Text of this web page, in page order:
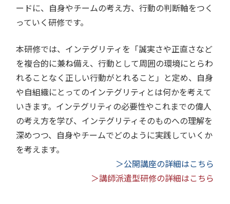
ードに、自身やチームの考え方、行動の判断軸をつく
っていく研修です。
本研修では、インテグリティを「誠実さや正直さなど
を複合的に兼ね備え、行動として周囲の環境にとらわ
れることなく正しい行動がとれること」と定め、自身
や自組織にとってのインテグリティとは何かを考えて
いきます。インテグリティの必要性やこれまでの偉人
の考え方を学び、インテグリティそのものへの理解を
深めつつ、自身やチームでどのように実践していくか
を考えます。
＞公開講座の詳細はこちら
＞講師派遣型研修の詳細はこちら